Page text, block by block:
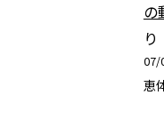
の
り
07/
恵